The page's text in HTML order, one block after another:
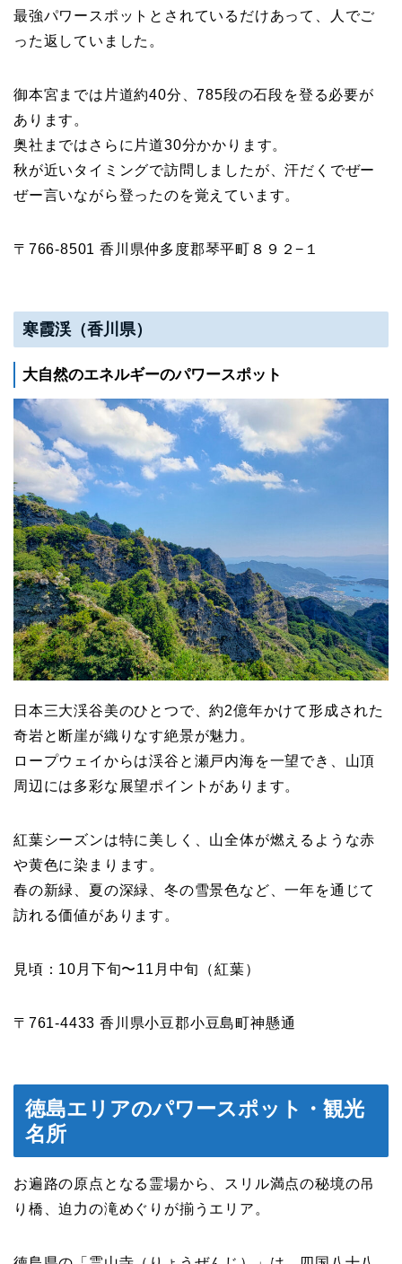
最強パワースポットとされているだけあって、人でご
った返していました。
御本宮までは片道約40分、785段の石段を登る必要が
あります。
奥社まではさらに片道30分かかります。
秋が近いタイミングで訪問しましたが、汗だくでぜー
ぜー言いながら登ったのを覚えています。
〒766-8501 香川県仲多度郡琴平町８９２−１
寒霞渓（香川県）
大自然のエネルギーのパワースポット
日本三大渓谷美のひとつで、約2億年かけて形成された
奇岩と断崖が織りなす絶景が魅力。
ロープウェイからは渓谷と瀬戸内海を一望でき、山頂
周辺には多彩な展望ポイントがあります。
紅葉シーズンは特に美しく、山全体が燃えるような赤
や黄色に染まります。
春の新緑、夏の深緑、冬の雪景色など、一年を通じて
訪れる価値があります。
見頃：10月下旬〜11月中旬（紅葉）
〒761-4433 香川県小豆郡小豆島町神懸通
徳島エリアのパワースポット・観光
名所
お遍路の原点となる霊場から、スリル満点の秘境の吊
り橋、迫力の滝めぐりが揃うエリア。